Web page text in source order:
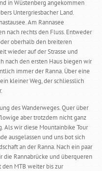
in Wüstenberg angekommen
Untergriesbacher Land.
Am Rannasee
nach rechts den Fluss. Entweder
oberhalb den breiteren
wieder auf der Strasse und
nach den ersten Haus biegen wir
immer der Ranna. Über eine
kleiner Weg, der schliesslich
des Wanderweges. Quer über
aber trotzdem nicht ganz
Als wir diese Mountainbike Tour
ausgelassen und uns bot sich
an der Ranna. Nach ein paar
Rannabrücke und überqueren
MTB weiter bis zur